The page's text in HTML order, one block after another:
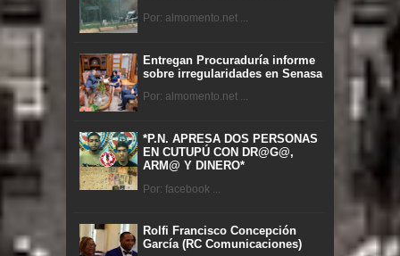
Por: almomento.net ...
Entregan Procuraduría informe
sobre irregularidades en Senasa
Por: almomento.net ...
*P.N. APRESA DOS PERSONAS
EN CUTUPÚ CON DR@G@,
ARM@ Y DINERO*
Por: facebook ...
Rolfi Francisco Concepción
García (RC Comunicaciones)